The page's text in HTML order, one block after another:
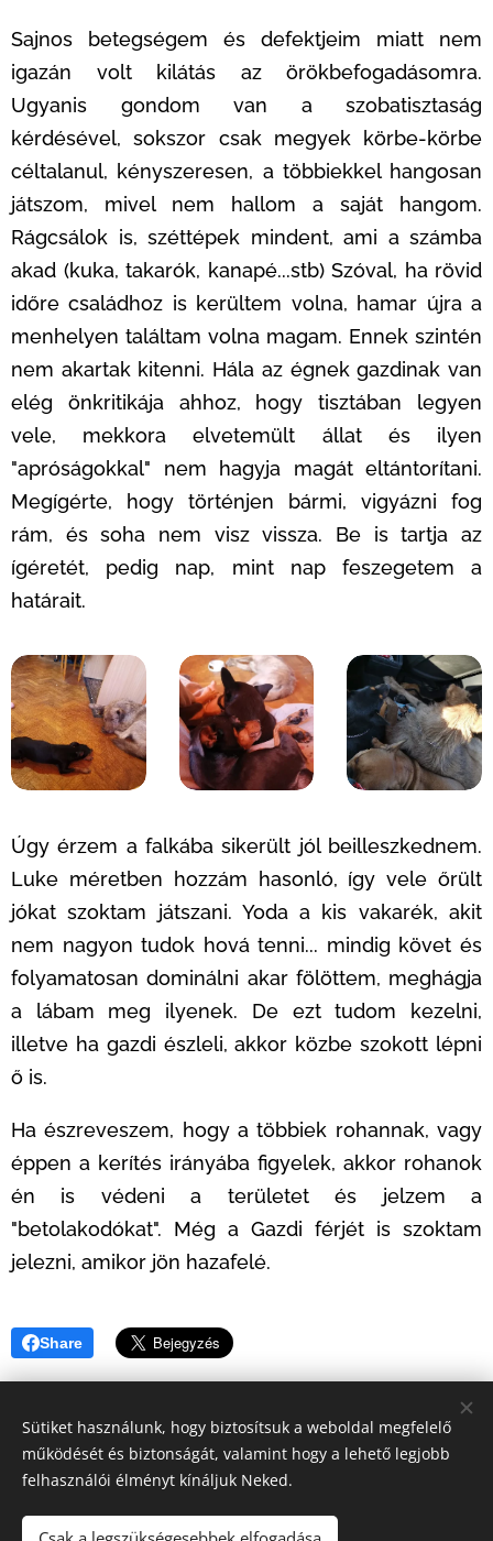
Sajnos betegségem és defektjeim miatt nem
igazán volt kilátás az örökbefogadásomra.
Ugyanis gondom van a szobatisztaság
kérdésével, sokszor csak megyek körbe-körbe
céltalanul, kényszeresen, a többiekkel hangosan
játszom, mivel nem hallom a saját hangom.
Rágcsálok is, széttépek mindent, ami a számba
akad (kuka, takarók, kanapé...stb) Szóval, ha rövid
időre családhoz is kerültem volna, hamar újra a
menhelyen találtam volna magam. Ennek szintén
nem akartak kitenni. Hála az égnek gazdinak van
elég önkritikája ahhoz, hogy tisztában legyen
vele, mekkora elvetemült állat és ilyen
"apróságokkal" nem hagyja magát eltántorítani.
Megígérte, hogy történjen bármi, vigyázni fog
rám, és soha nem visz vissza. Be is tartja az
ígéretét, pedig nap, mint nap feszegetem a
határait.
Úgy érzem a falkába sikerült jól beilleszkednem.
Luke méretben hozzám hasonló, így vele őrült
jókat szoktam játszani. Yoda a kis vakarék, akit
nem nagyon tudok hová tenni... mindig követ és
folyamatosan dominálni akar fölöttem, meghágja
a lábam meg ilyenek. De ezt tudom kezelni,
illetve ha gazdi észleli, akkor közbe szokott lépni
ő is.
Ha észreveszem, hogy a többiek rohannak, vagy
éppen a kerítés irányába figyelek, akkor rohanok
én is védeni a területet és jelzem a
"betolakodókat". Még a Gazdi férjét is szoktam
jelezni, amikor jön hazafelé.
Share
© 2020 Kutyamenhely | Minden jog fenntartva
Az oldalt a Webnodeműködteti
Sütiket használunk, hogy biztosítsuk a weboldal megfelelő
működését és biztonságát, valamint hogy a lehető legjobb
felhasználói élményt kínáljuk Neked.